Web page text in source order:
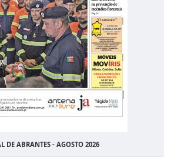
DE ABRANTES - AGOSTO 2026